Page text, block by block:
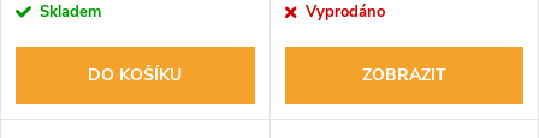
Skladem
DO KOŠÍKU
Vyprodáno
ZOBRAZIT